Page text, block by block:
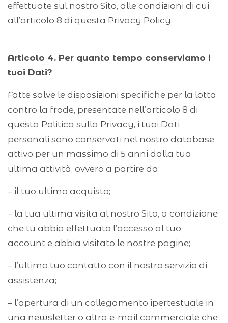
effettuate sul nostro Sito, alle condizioni di cui
all’articolo 8 di questa Privacy Policy.
Articolo 4. Per quanto tempo conserviamo i
tuoi Dati?
Fatte salve le disposizioni specifiche per la lotta
contro la frode, presentate nell’articolo 8 di
questa Politica sulla Privacy, i tuoi Dati
personali sono conservati nel nostro database
attivo per un massimo di 5 anni dalla tua
ultima attività, ovvero a partire da:
– il tuo ultimo acquisto;
– la tua ultima visita al nostro Sito, a condizione
che tu abbia effettuato l’accesso al tuo
account e abbia visitato le nostre pagine;
– l’ultimo tuo contatto con il nostro servizio di
assistenza;
– l’apertura di un collegamento ipertestuale in
una newsletter o altra e-mail commerciale che